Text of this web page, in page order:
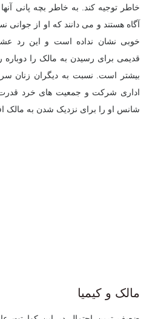
خاطر توجیه کند. به خاطر بچه پانی
آگاه هستند و می دانند که او از جوانی
خوبی نشان نداده است و این رد
قدیمی برای رسیدن به مالک را
بیشتر است. نسبت به دیگران زنان
اداری شرکت و جمعیت های خرد قدرت
شانس او ​​را برای نزدیک شدن به مالک
مالک و کیمیا